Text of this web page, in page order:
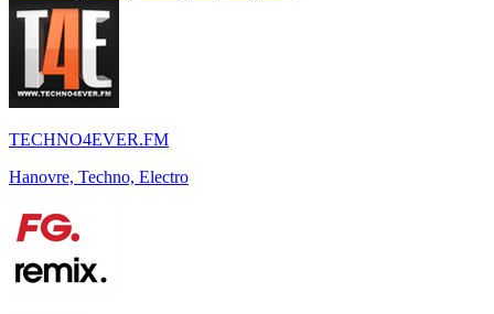
TECHNO4EVER.FM
Hanovre, Techno, Electro